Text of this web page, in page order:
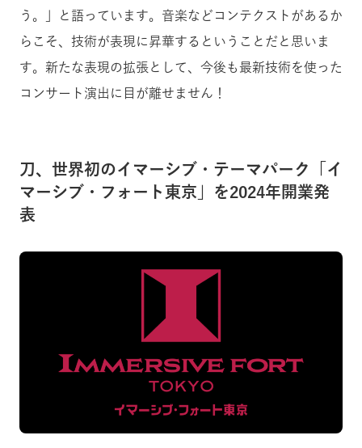
う。」と語っています。音楽などコンテクストがあるか
らこそ、技術が表現に昇華するということだと思いま
す。新たな表現の拡張として、今後も最新技術を使った
コンサート演出に目が離せません！
刀、世界初のイマーシブ・テーマパーク「イ
マーシブ・フォート東京」を2024年開業発
表